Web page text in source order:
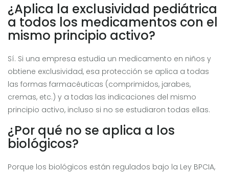
¿Aplica la exclusividad pediátrica
a todos los medicamentos con el
mismo principio activo?
Sí. Si una empresa estudia un medicamento en niños y
obtiene exclusividad, esa protección se aplica a todas
las formas farmacéuticas (comprimidos, jarabes,
cremas, etc.) y a todas las indicaciones del mismo
principio activo, incluso si no se estudiaron todas ellas.
¿Por qué no se aplica a los
biológicos?
Porque los biológicos están regulados bajo la Ley BPCIA,